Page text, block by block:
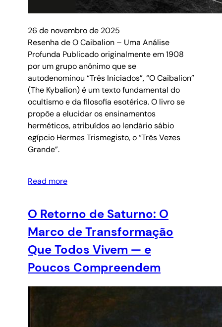
26 de novembro de 2025
Resenha de O Caibalion – Uma Análise
Profunda Publicado originalmente em 1908
por um grupo anônimo que se
autodenominou “Três Iniciados”, “O Caibalion”
(The Kybalion) é um texto fundamental do
ocultismo e da filosofia esotérica. O livro se
propõe a elucidar os ensinamentos
herméticos, atribuídos ao lendário sábio
egípcio Hermes Trismegisto, o “Três Vezes
Grande”.
Read more
O Retorno de Saturno: O
Marco de Transformação
Que Todos Vivem — e
Poucos Compreendem